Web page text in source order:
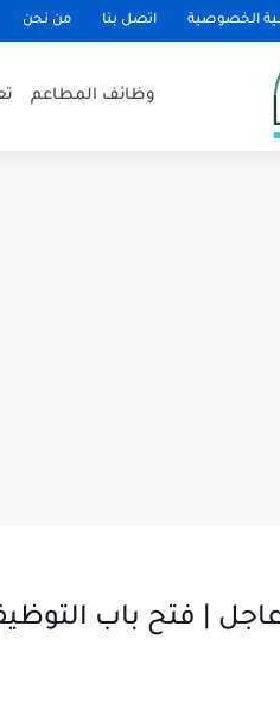
الخصوصية اتصل بنا من نحن
وظائف المطاعم
| فتح باب